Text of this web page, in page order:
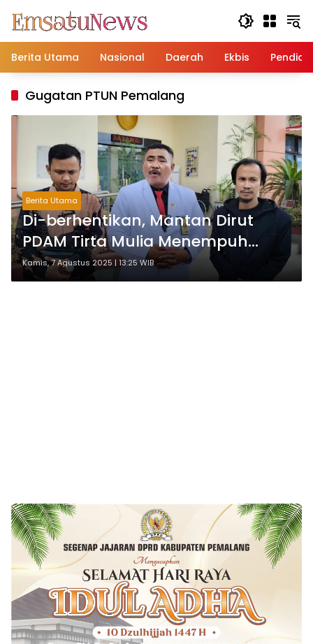
konten
Berita Utama
Nasional Daerah Ekbis
Gugatan PTUN Pemalang
Berita Utama
Di-berhentikan, Mantan Dirut
PDAM Tirta Mulia Menempuh
Jalur Hukum Gugat Bupati
Pemalang.
Kamis, 7 Agustus 2025 | 13:25 WIB